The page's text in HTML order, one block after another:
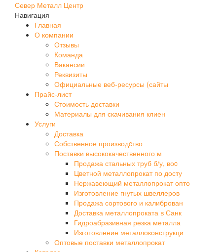
Север Металл Центр
Навигация
Главная
О компании
Отзывы
Команда
Вакансии
Реквизиты
Официальные веб-ресурсы (сайты
Прайс-лист
Стоимость доставки
Материалы для скачивания клиен
Услуги
Доставка
Собственное производcтво
Поставки высококачественного м
Продажа стальных труб б/у, воc
Цветной металлопрокат по досту
Нержавеющий металлопрокат опто
Изготовление гнутых швеллеров
Продажа сортового и калиброван
Доставка металлопроката в Санк
Гидроабразивная резка металла
Изготовление металлоконструкци
Оптовые поставки металлопрокат